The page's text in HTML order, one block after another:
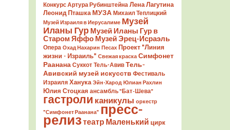
Конкурс Артура Рубинштейна Лена Лагутина
Леонид Пташка МУЗА Михаил Теплицкий
Музей Израиля в Иерусалиме Музей
Иланы Гур Музей Иланы Гур в
Старом Яффо Музей Эрец-Исраэль
Опера Охад Нахарин Песах Проект "Линия
жизни - Израиль" Свежая краска Симфонет
Раанана Суккот Тель-Авив Тель-
Авивский музей искусств Фестиваль
Израиля Ханука Эйн-Харод Юлиан Рахлин
Юлия Стоцкая ансамбль "Бат-Шева"
гастроли каникулы оркестр
"Симфонет Раанана" пресс-
релизтеатр Маленький цирк